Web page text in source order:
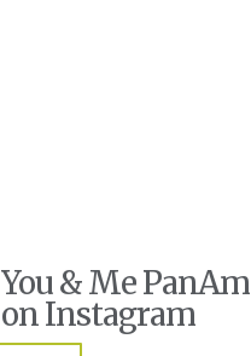
You & Me PanAm
on Instagram